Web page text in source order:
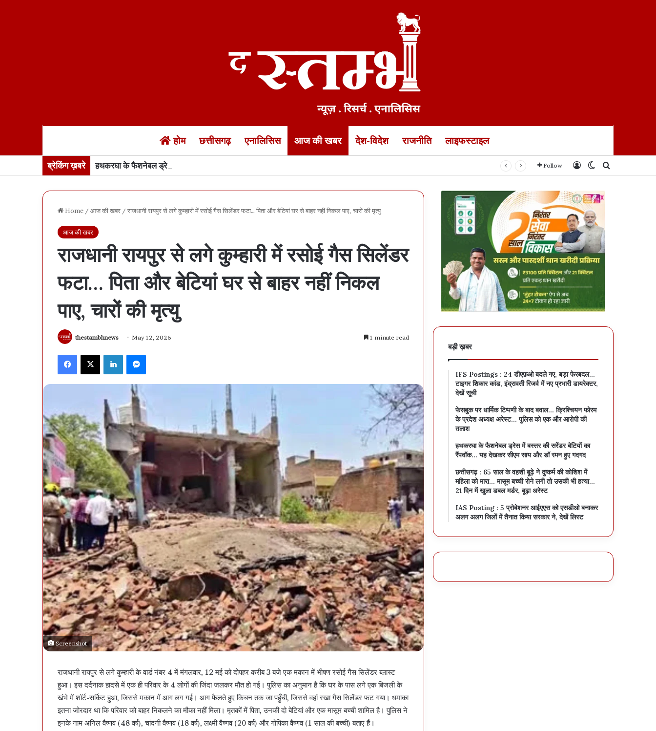
होम छत्तीसगढ़ एनालिसिस आज की खबर देश-विदेश राजनीति लाइफस्टाइल
ब्रेकिंग ख़बरे हथकरघा के फैशनेबल ड्रेस में बस्तर की सरेंडर बेटियों का रैंपवॉक… यह देखकर सीएम साय और डॉ रमन हुए गदगद Follow Log InSwitch skin
Home / आज की खबर / राजधानी रायपुर से लगे कुम्हारी में रसोई गैस सिलेंडर फटा… पिता और बेटियां घर से बाहर नहीं निकल पाए, चारों की मृत्यु
आज की खबर
राजधानी रायपुर से लगे कुम्हारी में रसोई गैस सिलेंडर
फटा… पिता और बेटियां घर से बाहर नहीं निकल
पाए, चारों की मृत्यु
thestambhnews May 12, 2026 1 minute read
Facebook X LinkedIn
Screenshot
राजधानी रायपुर से लगे कुम्हारी के वार्ड नंबर 4 में मंगलवार, 12 मई को दोपहर करीब 3 बजे एक मकान में भीषण रसोई गैस सिलेंडर ब्लास्ट
हुआ। इस दर्दनाक हादसे में एक ही परिवार के 4 लोगों की जिंदा जलकर मौत हो गई। पुलिस का अनुमान है कि घर के पास लगे एक बिजली के
खंभे में शॉर्ट-सर्किट हुआ, जिससे मकान में आग लग गई। आग फैलते हुए किचन तक जा पहुँची, जिससे वहां रखा गैस सिलेंडर फट गया। धमाका
इतना जोरदार था कि परिवार को बाहर निकलने का मौका नहीं मिला। मृतकों में पिता, उनकी दो बेटियां और एक मासूम बच्ची शामिल है। पुलिस ने
इनके नाम अनिल वैष्णव (48 वर्ष), चांदनी वैष्णव (18 वर्ष), लक्ष्मी वैष्णव (20 वर्ष) और गोपिका वैष्णव (1 साल की बच्ची) बताए हैं।
बड़ी ख़बर
IFS Postings : 24 डीएफ़ओ बदले गए, बड़ा फेरबदल…
टाइगर शिकार कांड, इंद्रावती रिजर्व में नए प्रभारी डायरेक्टर,
देखें सूची
फेसबुक पर धार्मिक टिप्पणी के बाद बवाल… क्रिश्चियन फोरम
के प्रदेश अध्यक्ष अरेस्ट… पुलिस को एक और आरोपी की
तलाश
हथकरघा के फैशनेबल ड्रेस में बस्तर की सरेंडर बेटियों का
रैंपवॉक… यह देखकर सीएम साय और डॉ रमन हुए गदगद
छत्तीसगढ़ : 65 साल के वहशी बूढ़े ने दुष्कर्म की कोशिश में
महिला को मारा… मासूम बच्ची रोने लगी तो उसकी भी हत्या…
21 दिन में खुला डबल मर्डर, बूढ़ा अरेस्ट
IAS Posting : 5 प्रोबेशनर आईएएस को एसडीओ बनाकर
अलग अलग जिलों में तैनात किया सरकार ने, देखें लिस्ट